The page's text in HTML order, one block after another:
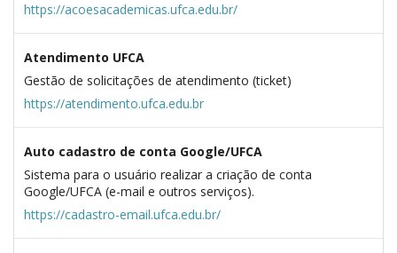
https://acoesacademicas.ufca.edu.br/
Atendimento UFCA
Gestão de solicitações de atendimento (ticket)
https://atendimento.ufca.edu.br
Auto cadastro de conta Google/UFCA
Sistema para o usuário realizar a criação de conta
Google/UFCA (e-mail e outros serviços).
https://cadastro-email.ufca.edu.br/